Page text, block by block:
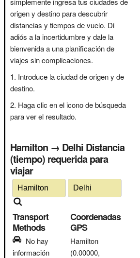
origen y destino para descubrir
distancias y tiempos de vuelo. Di
adiós a la incertidumbre y dale la
bienvenida a una planificación de
viajes sin complicaciones.
Introduce la ciudad de origen y de
destino.
Haga clic en el icono de búsqueda
para ver el resultado.
Hamilton → Delhi Distancia
(tiempo) requerida para
viajar
Transport
Methods
No hay
información
Coordenadas
GPS
Hamilton
(0.00000,